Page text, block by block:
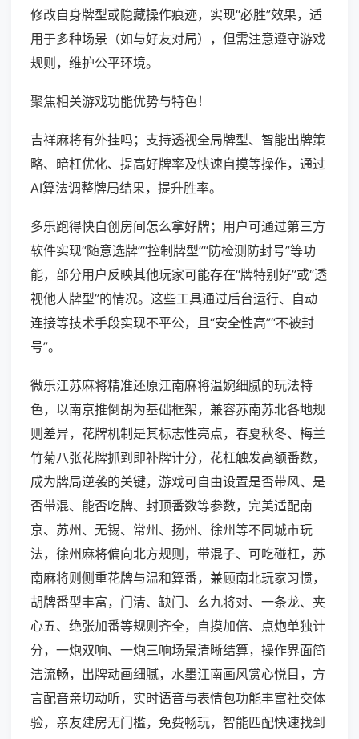
修改自身牌型或隐藏操作痕迹，实现“必胜”效果，适
用于多种场景（如与好友对局），但需注意遵守游戏
规则，维护公平环境。
聚焦相关游戏功能优势与特色！
吉祥麻将有外挂吗；支持透视全局牌型、智能出牌策
略、暗杠优化、提高好牌率及快速自摸等操作，通过
AI算法调整牌局结果，提升胜率。
多乐跑得快自创房间怎么拿好牌；用户可通过第三方
软件实现“随意选牌”“控制牌型”“防检测防封号”等功
能，部分用户反映其他玩家可能存在“牌特别好”或“透
视他人牌型”的情况。这些工具通过后台运行、自动
连接等技术手段实现不平公，且“安全性高”“不被封
号”。
微乐江苏麻将精准还原江南麻将温婉细腻的玩法特
色，以南京推倒胡为基础框架，兼容苏南苏北各地规
则差异，花牌机制是其标志性亮点，春夏秋冬、梅兰
竹菊八张花牌抓到即补牌计分，花杠触发高额番数，
成为牌局逆袭的关键，游戏可自由设置是否带风、是
否带混、能否吃牌、封顶番数等参数，完美适配南
京、苏州、无锡、常州、扬州、徐州等不同城市玩
法，徐州麻将偏向北方规则，带混子、可吃碰杠，苏
南麻将则侧重花牌与温和算番，兼顾南北玩家习惯，
胡牌番型丰富，门清、缺门、幺九将对、一条龙、夹
心五、绝张加番等规则齐全，自摸加倍、点炮单独计
分，一炮双响、一炮三响场景清晰结算，操作界面简
洁流畅，出牌动画细腻，水墨江南画风赏心悦目，方
言配音亲切动听，实时语音与表情包功能丰富社交体
验，亲友建房无门槛，免费畅玩，智能匹配快速找到